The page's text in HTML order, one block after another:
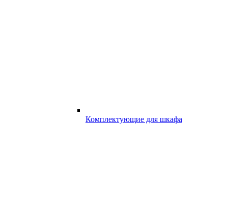
Комплектующие для шкафа